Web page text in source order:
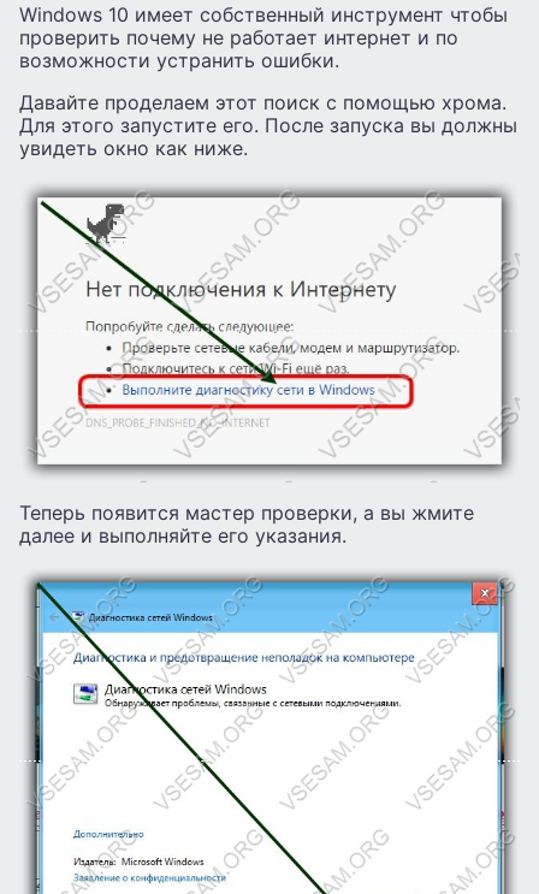
Windows 10 имеет собственный инструмент чтобы
проверить почему не работает интернет и по
возможности устранить ошибки.
Давайте проделаем этот поиск с помощью хрома.
Для этого запустите его. После запуска вы должны
увидеть окно как ниже.
Теперь появится мастер проверки, а вы жмите
далее и выполняйте его указания.